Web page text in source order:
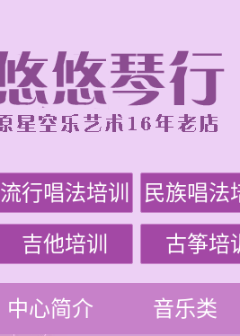
流行唱法培训 民族唱法
吉他培训 古筝培
中心简介 音乐类